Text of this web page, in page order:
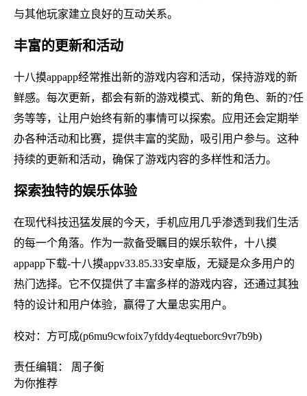
与其他玩家建立良好的互动关系。
丰富的更新和活动
十八摸appapp经常推出新的游戏内容和活动，保持游戏的新
鲜感。每次更新，都会有新的游戏模式、新的角色、新的?任
务等等，让用户始终有新的事情可以探索。应用还会定期举
办各种活动和比赛，提供丰富的奖励，吸引用户参与。这种
持续的更新和活动，确保了游戏内容的多样性和活力。
探索独特的娱乐体验
在现代科技迅猛发展的今天，手机应用几乎渗透到我们生活
的每一个角落。作为一款备受瞩目的娱乐软件，十八摸
appapp下载-十八摸appv33.85.33安卓版，无疑是众多用户的
热门选择。它不仅提供了丰富多样的游戏内容，还通过其独
特的设计和用户体验，赢得了大量忠实用户。
校对：方可成(p6mu9cwfoix7yfddy4eqtueborc9vr7b9b)
责任编辑： 周子衡
为你推荐